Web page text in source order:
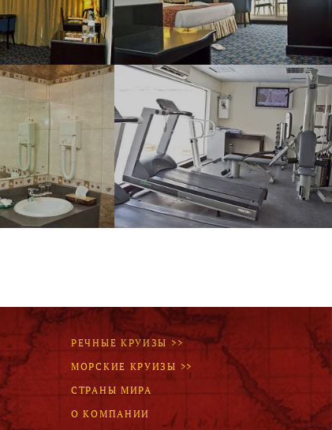
цены
Мы не продаём туры он-лайн.
Сначала наш менеджер
убедится в наличии тура по
указанной цене и только после
это связывается с клиентом.
Да! Это не современно, но зато
надёжно!
РЕЧНЫЕ КРУИЗЫ >>
МОРСКИЕ КРУИЗЫ >>
СТРАНЫ МИРА
О КОМПАНИИ